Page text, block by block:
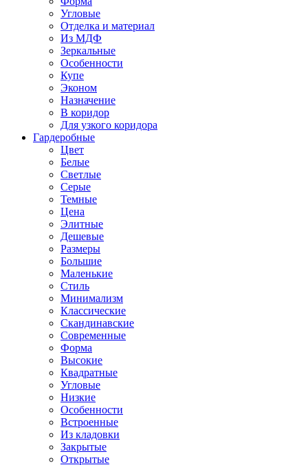
Угловые
Отделка и материал
Из МДФ
Зеркальные
Особенности
Купе
Эконом
Назначение
В коридор
Для узкого коридора
Гардеробные
Цвет
Белые
Светлые
Серые
Темные
Цена
Элитные
Дешевые
Размеры
Большие
Маленькие
Стиль
Минимализм
Классические
Скандинавские
Современные
Форма
Высокие
Квадратные
Угловые
Низкие
Особенности
Встроенные
Из кладовки
Закрытые
Открытые